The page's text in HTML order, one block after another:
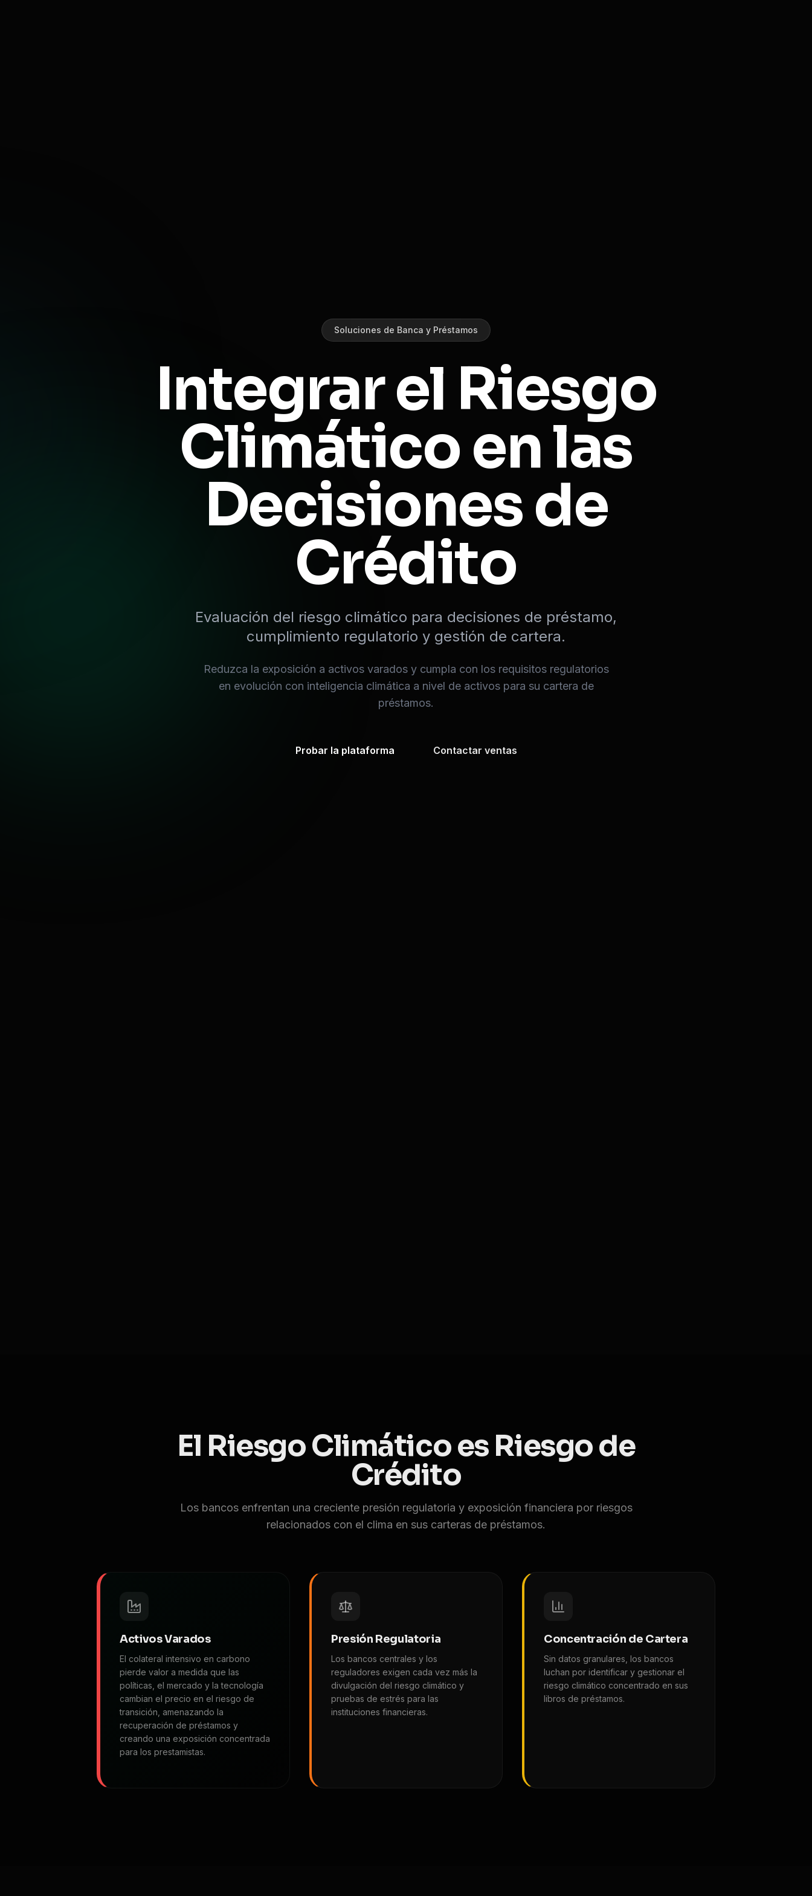
Soluciones de Banca y Préstamos
Integrar el Riesgo
Climático en las
Decisiones de
Crédito
Evaluación del riesgo climático para decisiones de préstamo,
cumplimiento regulatorio y gestión de cartera.
Reduzca la exposición a activos varados y cumpla con los requisitos regulatorios
en evolución con inteligencia climática a nivel de activos para su cartera de
préstamos.
Probar la plataforma Contactar ventas
El Riesgo Climático es Riesgo de
Crédito
Los bancos enfrentan una creciente presión regulatoria y exposición financiera por riesgos
relacionados con el clima en sus carteras de préstamos.
Activos Varados
El colateral intensivo en carbono
pierde valor a medida que las
políticas, el mercado y la tecnología
cambian el precio en el riesgo de
transición, amenazando la
recuperación de préstamos y
creando una exposición concentrada
para los prestamistas.
Presión Regulatoria
Los bancos centrales y los
reguladores exigen cada vez más la
divulgación del riesgo climático y
pruebas de estrés para las
instituciones financieras.
Concentración de Cartera
Sin datos granulares, los bancos
luchan por identificar y gestionar el
riesgo climático concentrado en sus
libros de préstamos.